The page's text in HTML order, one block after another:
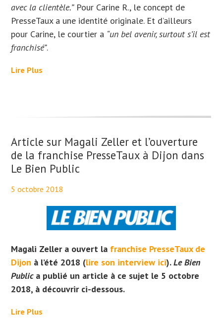
avec la clientèle.”Pour Carine R., le concept de
PresseTaux a une identité originale. Et d’ailleurs
pour Carine, le courtier a “un bel avenir, surtout s’il est
franchisé”.
Lire Plus
Article sur Magali Zeller et l’ouverture
de la franchise PresseTaux à Dijon dans
Le Bien Public
5 octobre 2018
Magali Zeller a ouvert la franchise PresseTaux de
Dijon à l’été 2018 (lire son interview ici).Le Bien
Publica publié un article à ce sujet le 5 octobre
2018, à découvrir ci-dessous.
Lire Plus